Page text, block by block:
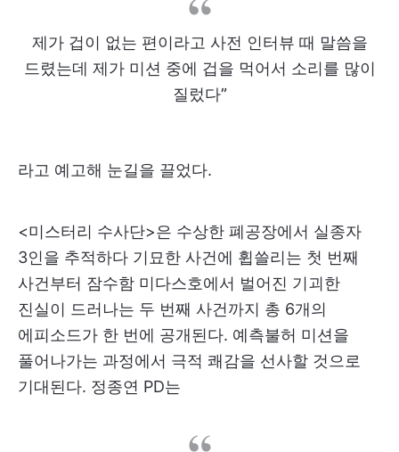
제가 겁이 없는 편이라고 사전 인터뷰 때 말씀을
드렸는데 제가 미션 중에 겁을 먹어서 소리를 많이
질렀다”
라고 예고해 눈길을 끌었다.
<미스터리 수사단>​은 수상한 폐공장에서 실종자
3인을 추적하다 기묘한 사건에 휩쓸리는 첫 번째
사건부터 잠수함 미다스호에서 벌어진 기괴한
진실이 드러나는 두 번째 사건까지 총 6개의
에피소드가 한 번에 공개된다. 예측불허 미션을
풀어나가는 과정에서 극적 쾌감을 선사할 것으로
기대된다. 정종연 PD는